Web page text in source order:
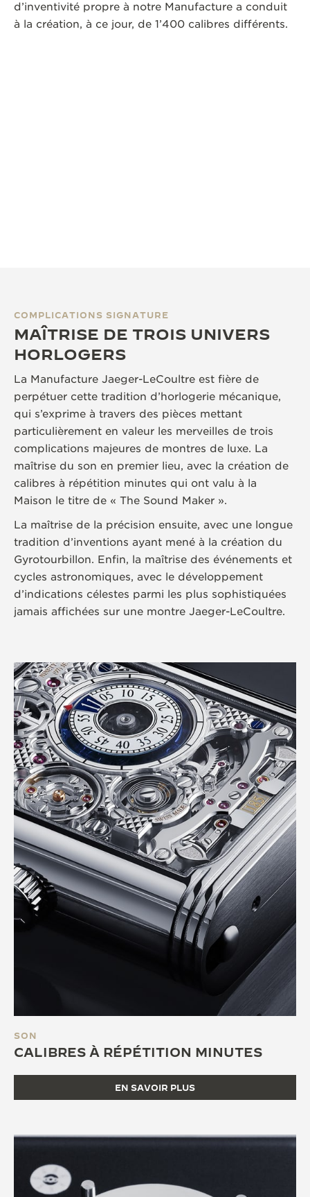
d’inventivité propre à notre Manufacture a conduit
à la création, à ce jour, de 1’400 calibres différents.
COMPLICATIONS SIGNATURE
MAÎTRISE DE TROIS UNIVERS
HORLOGERS
La Manufacture Jaeger-LeCoultre est fière de
perpétuer cette tradition d’horlogerie mécanique,
qui s’exprime à travers des pièces mettant
particulièrement en valeur les merveilles de trois
complications majeures de montres de luxe. La
maîtrise du son en premier lieu, avec la création de
calibres à répétition minutes qui ont valu à la
Maison le titre de « The Sound Maker ».
La maîtrise de la précision ensuite, avec une longue
tradition d’inventions ayant mené à la création du
Gyrotourbillon. Enfin, la maîtrise des événements et
cycles astronomiques, avec le développement
d’indications célestes parmi les plus sophistiquées
jamais affichées sur une montre Jaeger-LeCoultre.
SON
CALIBRES À RÉPÉTITION MINUTES
EN SAVOIR PLUS